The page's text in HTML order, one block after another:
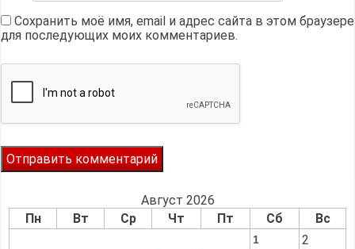
Сохранить моё имя, email и адрес сайта в этом браузере
для последующих моих комментариев.
Август 2026
Пн
Вт Ср Чт Пт Сб Вс
1
2